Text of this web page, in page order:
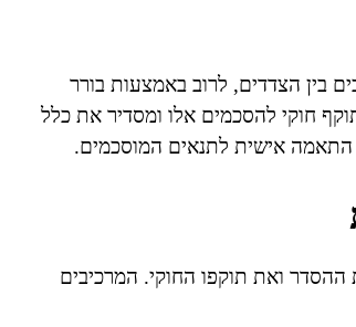
בין הצדדים, לרוב באמצעות בורר
במסגרת חוק הבוררות, תשכ"ח-1968, מעניק תוקף חוקי להסכמים אלו ומסדיר את כלל
התאמה אישית לתנאים המוסכמים.
ואת תוקפו החוקי. המרכיבים